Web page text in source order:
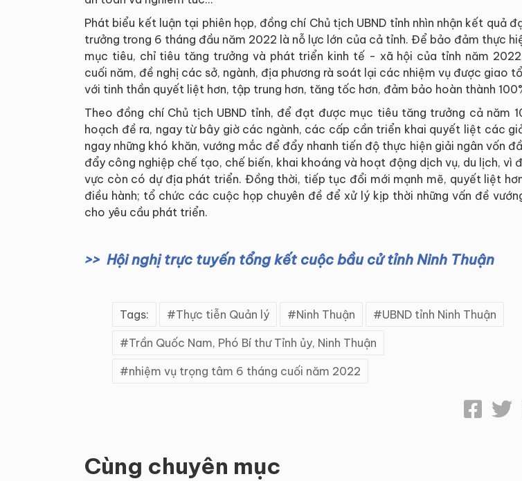
Phát biểu kết luận tại phiên họp, đồng chí Chủ tịch UBND tỉnh nhìn nhận kết quả
trưởng trong 6 tháng đầu năm 2022 là nỗ lực lớn của cả tỉnh. Để bảo đảm thực
mục tiêu, chỉ tiêu tăng trưởng và phát triển kinh tế - xã hội của tỉnh năm
cuối năm, đề nghị các sở, ngành, địa phương rà soát lại các nhiệm vụ được giao
với tinh thần quyết liệt hơn, tập trung hơn, tăng tốc hơn, đảm bảo hoàn thành
Theo đồng chí Chủ tịch UBND tỉnh, để đạt được mục tiêu tăng trưởng cả năm
hoạch đề ra, ngay từ bây giờ các ngành, các cấp cần triển khai quyết liệt các
ngay những khó khăn, vướng mắc để đẩy nhanh tiến độ thực hiện giải ngân vốn
đẩy công nghiệp chế tạo, chế biến, khai khoáng và hoạt động dịch vụ, du lịch, vì
vực còn có dự địa phát triển. Đồng thời, tiếp tục đổi mới mạnh mẽ, quyết liệt
điều hành; tổ chức các cuộc họp chuyên đề để xử lý kịp thời những vấn đề
cho yêu cầu phát triển.
Hội nghị trực tuyến tổng kết cuộc bầu cử tỉnh Ninh Thuận
Tags: Thực tiễn Quản lý Ninh Thuận UBND tỉnh Ninh Thuận
Trần Quốc Nam, Phó Bí thư Tỉnh ủy, Ninh Thuận
nhiệm vụ trọng tâm 6 tháng cuối năm 2022
Cùng chuyên mục